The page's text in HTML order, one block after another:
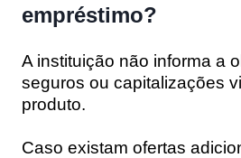
empréstimo?
A instituição não informa a
seguros ou capitalizações
produto.
Caso existam ofertas